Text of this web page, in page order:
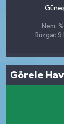
Nem:
Rüzgar: 9
Görele